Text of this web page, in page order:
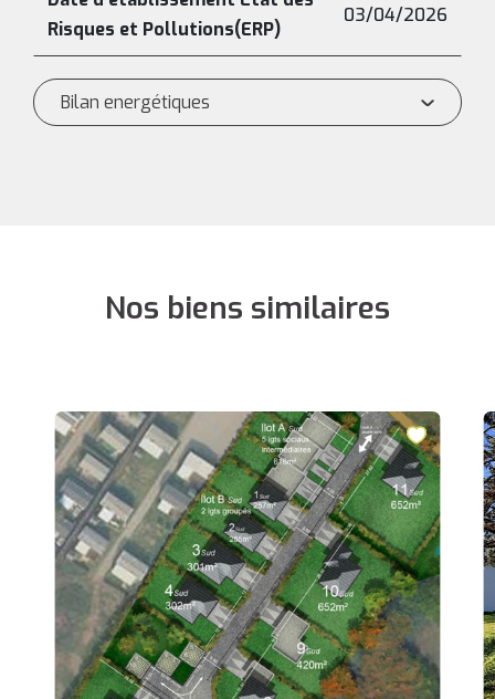
Risques et Pollutions(ERP)
03/04/2026
Bilan energétiques
Nos biens similaires